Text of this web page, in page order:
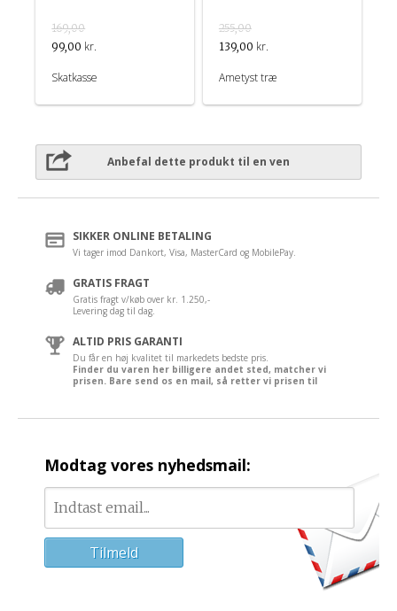
169,00
99,00 kr.
Skatkasse
255,00
139,00 kr.
Ametyst træ
Anbefal dette produkt til en ven
SIKKER ONLINE BETALING
Vi tager imod Dankort, Visa, MasterCard og MobilePay.
GRATIS FRAGT
Gratis fragt v/køb over kr. 1.250,-
Levering dag til dag.
ALTID PRIS GARANTI
Du får en høj kvalitet til markedets bedste pris.
Finder du varen her billigere andet sted, matcher vi
prisen. Bare send os en mail, så retter vi prisen til
Modtag vores nyhedsmail: